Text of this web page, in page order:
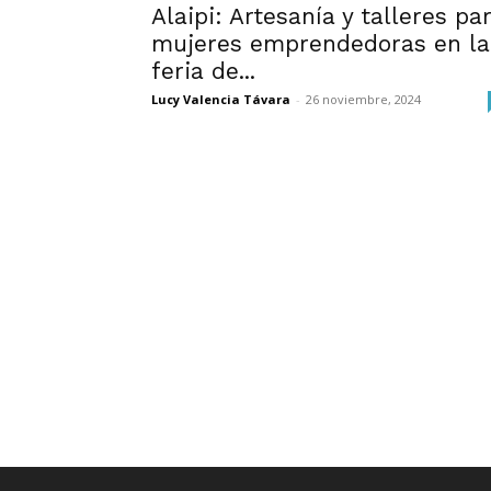
Alaipi: Artesanía y talleres
mujeres emprendedoras en la
feria de...
Lucy Valencia Távara - 26 noviembre, 2024